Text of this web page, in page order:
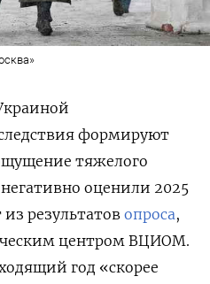
формируют
тяжелого
оценили 2025
из результатов опроса,
центром ВЦИОМ.
год «скорее